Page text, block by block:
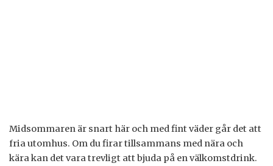
Midsommaren är snart här och med fint väder går det att
fria utomhus. Om du firar tillsammans med nära och
kära kan det vara trevligt att bjuda på en välkomstdrink.